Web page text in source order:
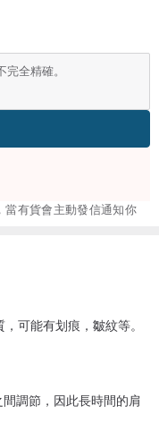
全精確。
當有貨會主動發信通知你
可能有划痕，皺紋等。
調節，因此長時間的肩